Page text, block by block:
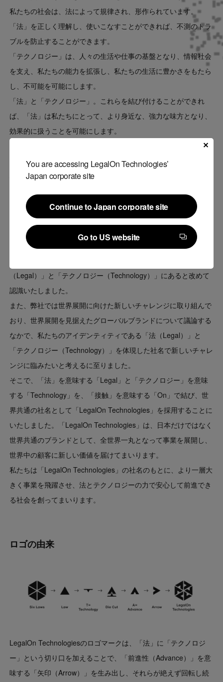
You are accessing LegalOn Technologies’
Japan corporate site
Continue to Japan corporate site
Continue to Japan corporate site
Go to US website
Go to US website
私たちの社会は、法によって規律され、形作られています。
「法」を正しく理解し、使いこなすことができれば、不測のトラ
ブルを防止することができます。
「テクノロジー」は、人々の生活や仕事の基盤となり、情報社会
を支え、私たちの能力を拡張し、私たちの生活に豊かさをもたら
し、不可能を可能にします。
「法」と「テクノロジー」。これらを結び付けることができれ
ば、「法」は私たちにとって、より身近な、強力な味方となり、
効果的に扱うことを可能にします。
「テクノロジー」の力によって「法」は、私たちが安心して前に
進むための基盤となります。私たちは法とテクノロジーの力で安
心して前進できる社会を創ってまいります。
新社名「LegalOn Technologies」への変更経緯と
込めた想い
（Legal）」と「テクノロジー（Technology）」にあると改めて
認識いたしました。
また、弊社では世界展開に向けた新しいチャレンジに取り組んで
おり、世界展開を見据えたグローバルブランドについて議論する
なかで、私たちのアイデンティティである「法（Legal）」と
「テクノロジー（Technology）」を体現した社名で新しいチャレ
ンジに臨みたいと考えるに至りました。
そこで、「法」を意味する「Legal」と「テクノロジー」を意味
する「Technology」を、「接触」を意味する「On」で結び、世
界共通の社名として「LegalOn Technologies」を採用することに
いたしました。「LegalOn Technologies」は、日本だけではなく
世界共通のブランドとして、全世界一丸となって事業を展開し、
世界中の顧客に新しい価値を届けてまいります。
私たちは「LegalOn Technologies」の社名のもとに、より一層大
きく事業を飛躍させ、法とテクノロジーの力で安心して前進でき
る社会を創ってまいります。
ロゴの由来
LegalOn Technologiesのロゴマークは、「法」に「テクノロジ
ー」という切り口を加えることで、「前進性（Advance）」を意
味する「矢印（Arrow）」を生み出し、それらが絶えず回転し続